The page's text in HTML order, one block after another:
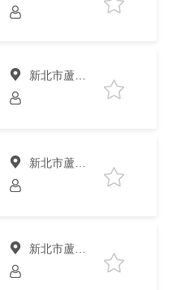
新北市蘆洲區
新北市蘆洲區
新北市蘆洲區